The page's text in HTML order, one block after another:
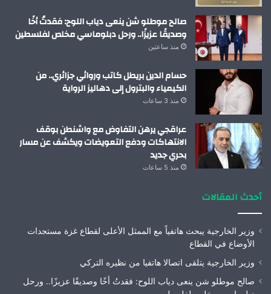
صالح موطلو شن ينعى دياب اللوح: فقدتُ أخًا
وصديقًا عزيزًا.. ورحل دبلوماسي مخلص لفلسطين
منذ ساعتين
حسام الدين بريطل كاتب وروائي جزائري.. من
الكيمياء والبترول إلى دهاليز الرواية
منذ 3 ساعات
عراقجي يرهن التفاوض مع واشنطن بوقف
الانتهاكات ودفع التعويضات ويكشف عن مسار
بحري جديد
منذ 5 ساعات
أحدث المقالات
وزير الخارجية يبحث هاتفياً مع الممثل الأعلى لقطاع غزة مستجدات
الأوضاع في القطاع
وزير الخارجية يتلقى اتصالا هاتفيا من نظيره التركي
صالح موطلو شن ينعى دياب اللوح: فقدتُ أخًا وصديقًا عزيزًا.. ورحل